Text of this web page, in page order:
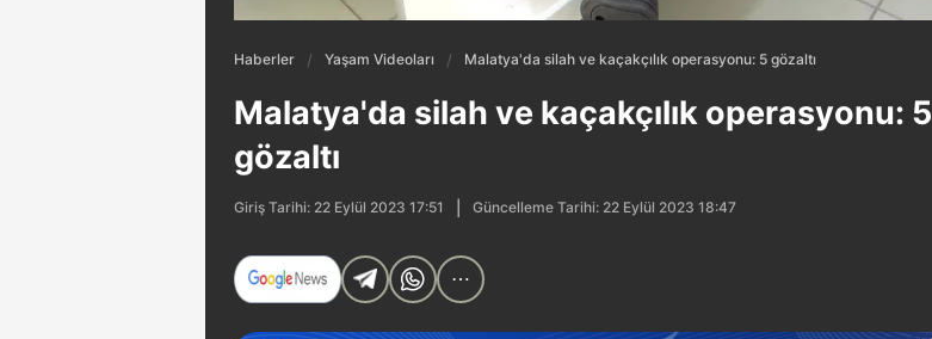
Haberler Yaşam Videoları Malatya'da silah ve kaçakçılık operasyonu: 5 gözaltı
Malatya'da silah ve kaçakçılık operasyonu: 5
gözaltı
Giriş Tarihi: 22 Eylül 2023 17:51 Güncelleme Tarihi: 22 Eylül 2023 18:47